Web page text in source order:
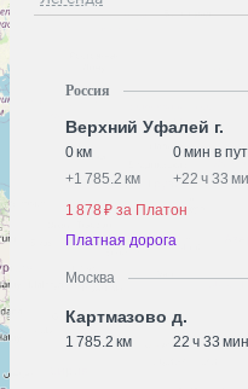
Россия
Верхний Уфалей г.
0 км
0 мин в
+1 785.2 км +22 ч 33
1 878 ₽ за Платон
Платная дорога
Москва
Картмазово д.
1 785.2 км 22 ч 33